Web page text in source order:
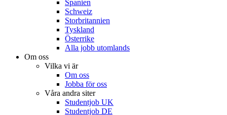
Spanien
Schweiz
Storbritannien
Tyskland
Österrike
Alla jobb utomlands
Om oss
Vilka vi är
Om oss
Jobba för oss
Våra andra siter
Studentjob UK
Studentjob DE